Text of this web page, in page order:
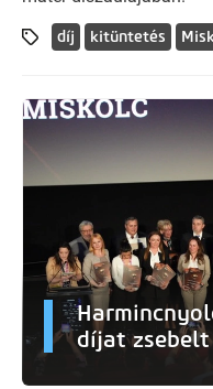
díj kitüntetés
díjat zsebelt